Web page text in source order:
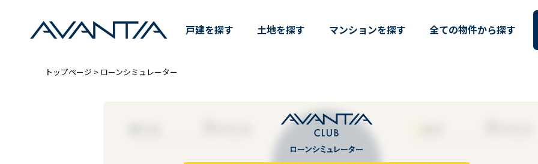
ローンシミュレーター｜分譲住宅・仲介・土地情報は
戸建を探す 土地を探す マンションを探す 全ての物件から探す
トップページ > ローンシミュレーター